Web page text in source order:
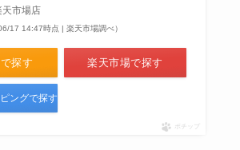
市場店
17 14:47時点 | 楽天市場調べ）
探す 楽天市場で探す
ングで探す
ポチップ